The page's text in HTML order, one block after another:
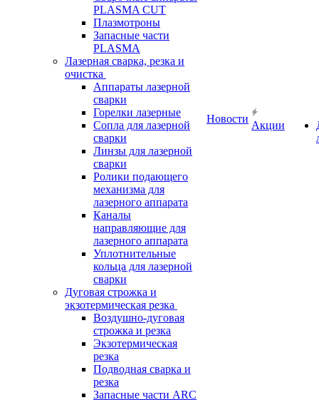
PLASMA CUT
Плазмотроны
Запасные части
PLASMA
Лазерная сварка, резка и
очистка
Аппараты лазерной
сварки
Горелки лазерные
Сопла для лазерной
сварки
Линзы для лазерной
сварки
Ролики подающего
механизма для
лазерного аппарата
Каналы
направляющие для
лазерного аппарата
Уплотнительные
кольца для лазерной
сварки
Дуговая строжка и
экзотермическая резка
Воздушно-дуговая
строжка и резка
Экзотермическая
резка
Подводная сварка и
резка
Запасные части ARC
Новости
Акции